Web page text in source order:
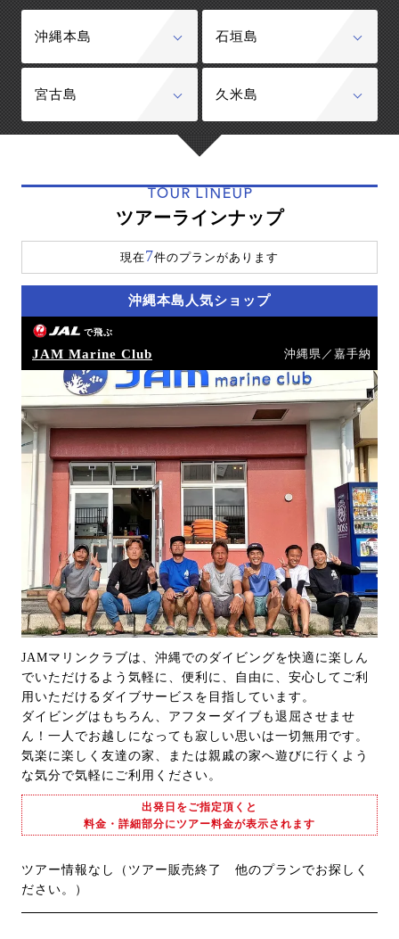
沖縄本島 石垣島
宮古島 久米島
TOUR LINEUP
ツアーラインナップ
現在7件のプランがあります
沖縄本島人気ショップ
で飛ぶ
JAM Marine Club 沖縄県／嘉手納
JAMマリンクラブは、沖縄でのダイビングを快適に楽しん
でいただけるよう気軽に、便利に、自由に、安心してご利
用いただけるダイブサービスを目指しています。
ダイビングはもちろん、アフターダイブも退屈させませ
ん！一人でお越しになっても寂しい思いは一切無用です。
気楽に楽しく友達の家、または親戚の家へ遊びに行くよう
な気分で気軽にご利用ください。
出発日をご指定頂くと
料金・詳細部分にツアー料金が表示されます
ツアー情報なし（ツアー販売終了 他のプランでお探しく
ださい。）